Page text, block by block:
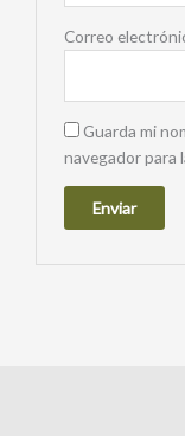
Correo
Guarda mi
navegador para